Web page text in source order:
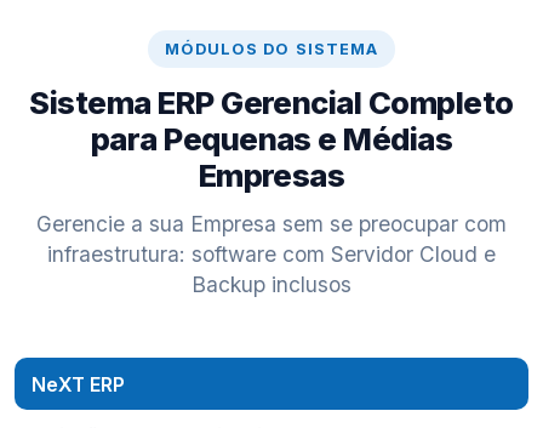
MÓDULOS DO SISTEMA
Sistema ERP Gerencial Completo
para Pequenas e Médias
Empresas
Gerencie a sua Empresa sem se preocupar com
infraestrutura: software com Servidor Cloud e
Backup inclusos
NeXT ERP